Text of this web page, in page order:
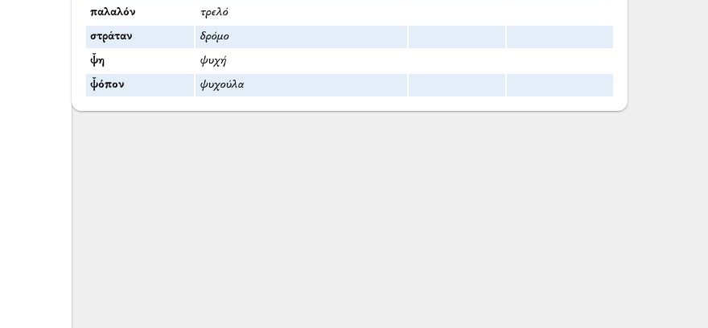
παλαλόν τρελό
στράταν δρόμο
ψ̌η ψυχή
ψ̌όπον ψυχούλα